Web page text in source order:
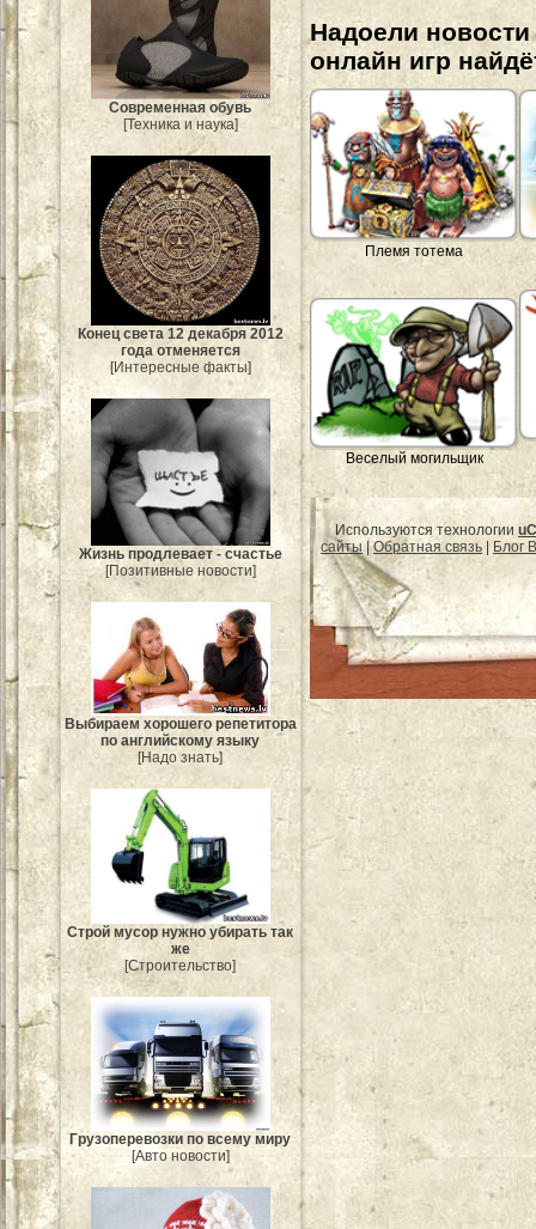
Современная обувь
[Техника и наука]
Конец света 12 декабря 2012
года отменяется
[Интересные факты]
Жизнь продлевает - счастье
[Позитивные новости]
Выбираем хорошего репетитора
по английскому языку
[Надо знать]
Строй мусор нужно убирать так
же
[Строительство]
Грузоперевозки по всему миру
[Авто новости]
Надоели
онлайн игр
Племя тотема
Веселый могильщик
Используются технологии
сайты|Обратная связь Блог